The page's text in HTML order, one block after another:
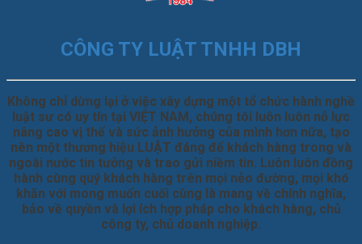
CÔNG TY LUẬT TNHH DBH
Không chỉ dừng lại ở việc xây dựng một tổ chức hành nghề
luật sư có uy tín tại VIỆT NAM, chúng tôi luôn luôn nỗ lực
nâng cao vị thế và sức ảnh hưởng của mình hơn nữa, tạo
nên một thương hiệu LUẬT đáng để khách hàng trong và
ngoài nước tin tưởng và trao gửi niềm tin. Luôn luôn đồng
hành cùng quý khách hàng trên mọi nẻo đường, mọi khó
khăn với mong muốn cuối cùng là mang về chính nghĩa,
bảo về quyền và lợi ích hợp pháp cho khách hàng, chủ
công ty, chủ doanh nghiệp.